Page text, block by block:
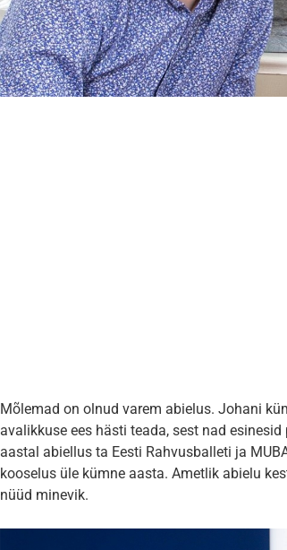
Mõlemad on olnud varem abielus. Johani
avalikkuse ees hästi teada, sest nad
aastal abiellus ta Eesti Rahvusballeti ja
kooselus üle kümne aasta. Ametlik abielu
nüüd minevik.